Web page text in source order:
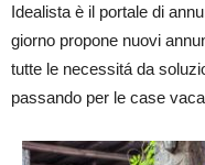
Idealista è il portale di
giorno propone nuovi
tutte le necessitá da
passando per le case